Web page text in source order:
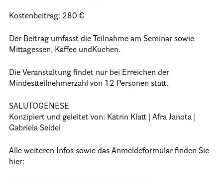
Tageshospize
Stationäre Hospize
Hospizdienste im Krankenhaus oder Altenpflegeheim
Palliative Pflegedienste
Kostenbeitrag: 280 €
Der Beitrag umfasst die Teilnahme am Seminar sowie
Mittagessen, Kaffee undKuchen.
Die Veranstaltung findet nur bei Erreichen der
Mindestteilnehmerzahl von 12 Personen statt.
SALUTOGENESE
Konzipiert und geleitet von: Katrin Klatt | Afra Janota |
Gabriela Seidel
Alle weiteren Infos sowie das Anmeldeformular finden Sie
hier: